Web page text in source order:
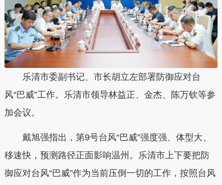
乐清市委副书记、市长胡立左部署防御应对台
风“巴威”工作。 乐清市领导林益正、金杰、陈万钦等参
加会议。
戴旭强指出， 第9号台风“巴威”强度强、体型大、
移速快，预测路径正面影响温州。
乐清市上下要把防
御应对台风“巴威”作为当前压倒一切的工作，按照台风